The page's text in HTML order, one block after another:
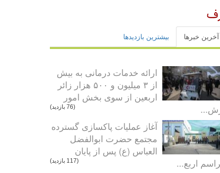
آخرین خبرها بیشترین بازدیدها
ارائه خدمات درمانی به بیش
از ۳ میلیون و ۵۰۰ هزار زائر
اربعین از سوی بخش امور
(76 بازدید)
آغاز عملیات پاکسازی گسترده
مجتمع حضرت ابوالفضل
العباس (ع) پس از پایان
اربع...
(117 بازدید)